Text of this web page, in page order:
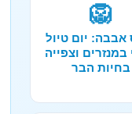
🦁
אבבה: יום טיול
במנזרים וצפייה
בחיות הבר